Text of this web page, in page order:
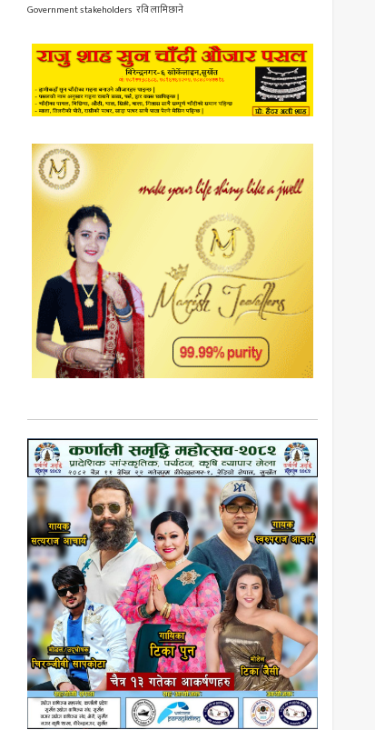
Government stakeholders रवि लामिछाने